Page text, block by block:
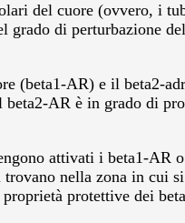
del cuore (ovvero, i
di perturbazione
(beta1-AR) e il beta2-
AR è in grado di
attivati i beta1-
nella zona in cui
protettive dei